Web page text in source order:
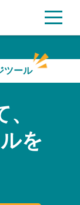
ツール
を